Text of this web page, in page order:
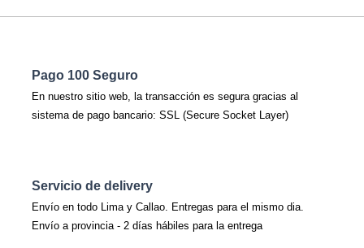
Pago 100 Seguro
En nuestro sitio web, la transacción es segura gracias al
sistema de pago bancario: SSL (Secure Socket Layer)
Servicio de delivery
Envío en todo Lima y Callao. Entregas para el mismo dia.
Envío a provincia - 2 días hábiles para la entrega